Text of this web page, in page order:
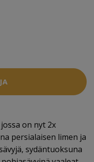
on nyt 2x
persialaisen limen ja
sydäntuoksuna